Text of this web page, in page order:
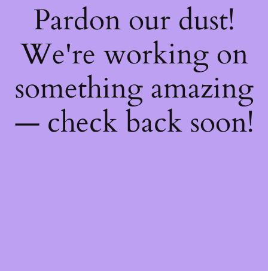
Pardon our dust!
We're working on
something amazing
— check back soon!